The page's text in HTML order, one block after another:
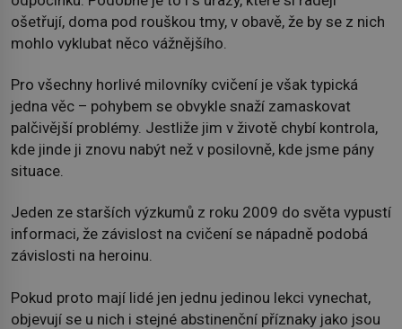
ošetřují, doma pod rouškou tmy, v obavě, že by se z nich
mohlo vyklubat něco vážnějšího.
Pro všechny horlivé milovníky cvičení je však typická
jedna věc – pohybem se obvykle snaží zamaskovat
palčivější problémy. Jestliže jim v životě chybí kontrola,
kde jinde ji znovu nabýt než v posilovně, kde jsme pány
situace.
Jeden ze starších výzkumů z roku 2009 do světa vypustí
informaci, že závislost na cvičení se nápadně podobá
závislosti na heroinu.
Pokud proto mají lidé jen jednu jedinou lekci vynechat,
objevují se u nich i stejné abstinenční příznaky jako jsou